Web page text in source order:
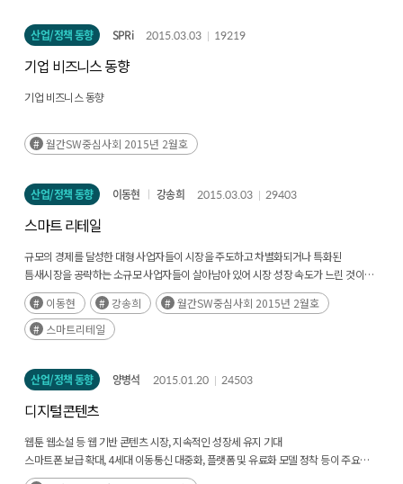
산업/정책 동향 SPRi 2015.03.03 19219
기업 비즈니스 동향
기업 비즈니스 동향
월간SW중심사회 2015년 2월호
산업/정책 동향 이동현 강송희 2015.03.03 29403
스마트 리테일
규모의 경제를 달성한 대형 사업자들이 시장을 주도하고 차별화되거나 특화된
틈새시장을 공략하는 소규모 사업자들이 살아남아 있어 시장 성장 속도가 느린 것이
특징
이동현 강송희
월간SW중심사회 2015년 2월호
스마트리테일
산업/정책 동향 양병석 2015.01.20 24503
디지털콘텐츠
웹툰 웹소설 등 웹 기반 콘텐츠 시장, 지속적인 성장세 유지 기대
스마트폰 보급 확대, 4세대 이동통신 대중화, 플랫폼 및 유료화 모델 정착 등이 주요
성장 요인